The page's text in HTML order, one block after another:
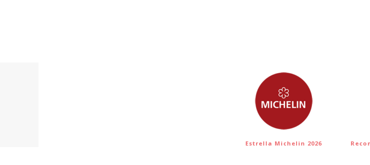
Estrella Michelin 2026